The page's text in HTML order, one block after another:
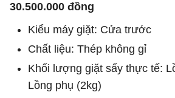
30.500.000 đồng
Kiểu máy giặt: Cửa trước
Chất liệu: Thép không gỉ
Khối lượng giặt sấy thực tế:
Lồng phụ (2kg)